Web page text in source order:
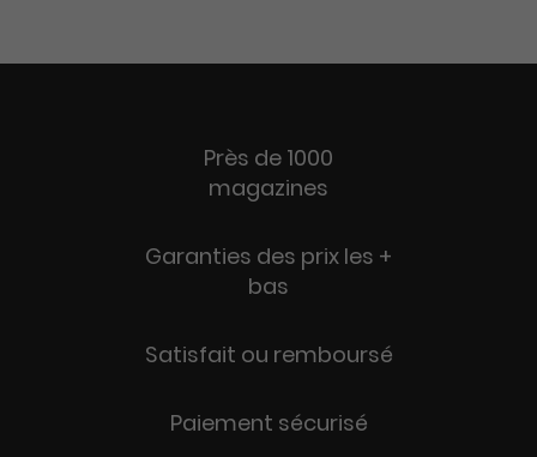
Près de 1000
magazines
Garanties des prix les +
bas
Satisfait ou remboursé
Paiement sécurisé